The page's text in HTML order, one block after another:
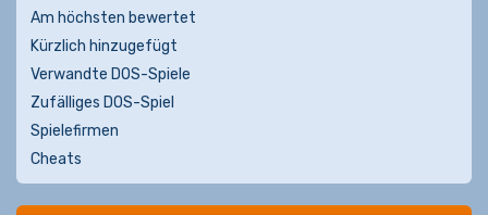
Am höchsten bewertet
Kürzlich hinzugefügt
Verwandte DOS-Spiele
Zufälliges DOS-Spiel
Spielefirmen
Cheats